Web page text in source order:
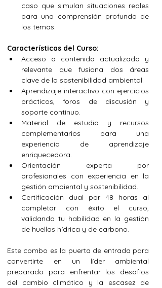
caso que simulan situaciones reales
para una comprensión profunda de
los temas.
Características del Curso:
Acceso a contenido actualizado y
relevante que fusiona dos áreas
clave de la sostenibilidad ambiental.
Aprendizaje interactivo con ejercicios
prácticos, foros de discusión y
soporte continuo.
Material de estudio y recursos
complementarios para una
experiencia de aprendizaje
enriquecedora.
Orientación experta por
profesionales con experiencia en la
gestión ambiental y sostenibilidad.
Certificación dual por 48 horas al
completar con éxito el curso,
validando tu habilidad en la gestión
de huellas hídrica y de carbono.
Este combo es la puerta de entrada para
convertirte en un líder ambiental
preparado para enfrentar los desafíos
del cambio climático y la escasez de